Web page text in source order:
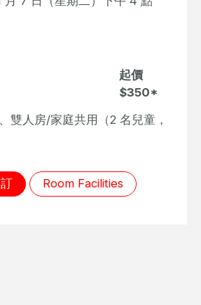
起價
$350*
雙人房/家庭共用（2 名兒童，
Room Facilities